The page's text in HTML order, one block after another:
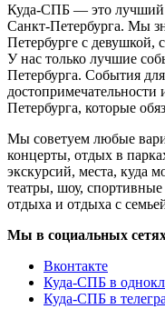
Куда-СПБ — это лучший
Санкт-Петербурга. Мы
Петербурге с девушкой,
У нас только лучшие
Петербурга. События
Петербурга, которые
Мы советуем любые
концерты, отдых в
экскурсий, места, куда
театры, шоу,
отдыха и отдыха с
Мы в социальных
Вконтакте
Куда-СПБ в
Куда-СПБ в